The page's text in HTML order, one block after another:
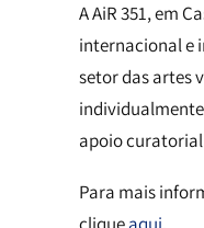
A AiR 351, em
internacional e
setor das artes
apoio
Para mais